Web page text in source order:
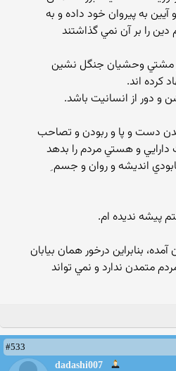
به پيروان خود داده و به
را بر آن نمي گذاشتند
مشتي وحشيان جنگل نشين
کرده اند.
و دور از انسانيت باشد.
دست و پا و ربودن و تصاحب
دارايي و هستي مردم را بدهد
انديشه و روان و جسم
پيشه نديده ام.
بنابراين درخور همان بيابان
متمدن ندارد و نمي تواند
#533
dadashi007